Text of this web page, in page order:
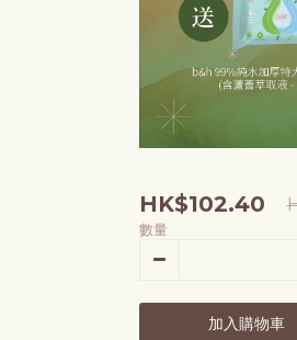
HK$102.40
數量
加入購物車